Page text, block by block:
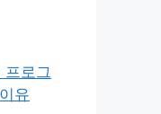
프로그
유